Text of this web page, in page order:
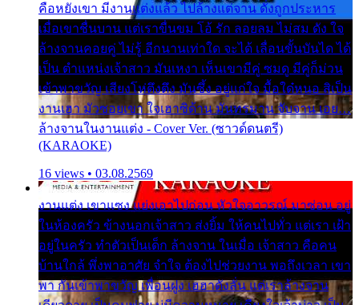
คือหยังเขา มีงานแต่งแล้ว ไปล้างแต่จาน ดั่งถูกประหาร
เมื่อเขาชื่นบาน แต่เราขื่นขม โอ้ รัก ลอยลม ไม่สม ดัง ใจ
ล้างจานคอยคู่ ไม่รู้ อีกนานเท่าใด จะได้ เลื่อนขั้นบันได ได้
เป็น ตำแหน่งเจ้าสาว มันเหงา เห็นเขามีคู่ ซมดู มีคู่ก็ม่วน
เข้าพาขวัญ เสียงโห่ตึงตึง มันซึ้ง อยู่แก่ใจ มื้อใด๋หนอ สิเป็น
งานเฮา มัวซอยเขา ใจเฮาซิด้าน มันทรมาน จับจาน เอย…
ล้างจานในงานแต่ง - Cover Ver. (ซาวด์ดนตรี)
(KARAOKE)
16 views • 03.08.2569
งานแต่ง เขาแซง แย่งเอาไปก่อน หัวใจอาวรณ์ มาซ่อน อยู่
ในห้องครัว ข้างนอกเจ้าสาว ส่งยิ้ม ให้คนไปทั่ว แต่เรา เฝ้า
อยู่ในครัว ทำตัวเป็นเด็ก ล้างจาน ในเมื่อ เจ้าสาว คือคน
บ้านใกล้ พึ่งพาอาศัย จำใจ ต้องไปช่วยงาน พอถึงเวลา เขา
พา กันเข้าพาขวัญ เพื่อนฝูง เฮฮาดังลั่น แต่เราล้างจาน